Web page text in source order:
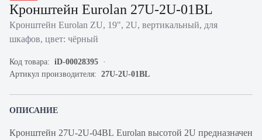
Кронштейн Eurolan 27U-2U-01BL
Кронштейн Eurolan ZU, 19", 2U, вертикальный, для
шкафов, цвет: чёрный
Код товара: iD-00028395
Артикул производителя: 27U-2U-01BL
ОПИСАНИЕ
Кронштейн 27U-2U-04BL Eurolan высотой 2U предназначен